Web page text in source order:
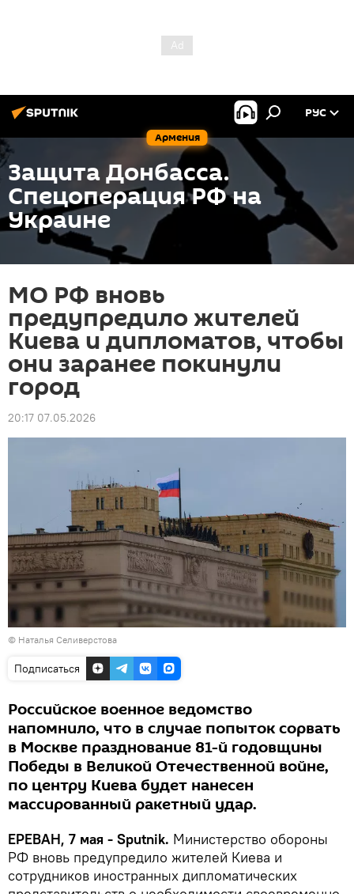
Армения
РУС
Защита Донбасса.
Спецоперация РФ на
Украине
МО РФ вновь
предупредило жителей
Киева и дипломатов, чтобы
они заранее покинули
город
20:17 07.05.2026
© Наталья Селиверстова
Подписаться
Российское военное ведомство
напомнило, что в случае попыток сорвать
в Москве празднование 81-й годовщины
Победы в Великой Отечественной войне,
по центру Киева будет нанесен
массированный ракетный удар.
ЕРЕВАН, 7 мая - Sputnik. Министерство обороны
РФ вновь предупредило жителей Киева и
сотрудников иностранных дипломатических